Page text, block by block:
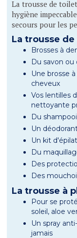
La trousse de
hygiène
secours pour les
La trousse
Brosses à
Du savon
Une brosse
cheveux
Vos lentilles
nettoyante
Du
Un
Un kit
Du
Des
Des
La trousse à
Pour se
soleil, aloe
Un spray
jamais